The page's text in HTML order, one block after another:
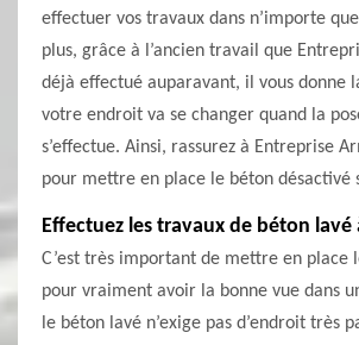
effectuer vos travaux dans n’importe
plus, grâce à l’ancien travail que
déjà effectué auparavant, il vous donne
votre endroit va se changer quand la
s’effectue. Ainsi, rassurez à Entreprise
pour mettre en place le béton désactivé
Effectuez les travaux de béton lavé
C’est très important de mettre en place
pour vraiment avoir la bonne vue dans
le béton lavé n’exige pas d’endroit très